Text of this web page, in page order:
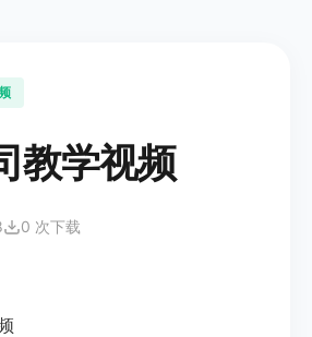
教学视频
0 次下载